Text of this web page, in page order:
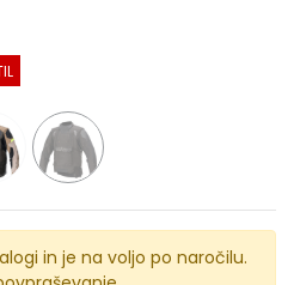
in je na voljo po naročilu.